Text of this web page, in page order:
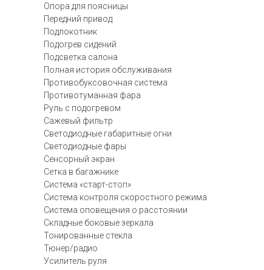
Опора для поясницы
Передний привод
Подлокотник
Подогрев сидений
Подсветка салона
Полная история обслуживания
Противобуксовочная система
Противотуманная фара
Руль с подогревом
Сажевый фильтр
Светодиодные габаритные огни
Светодиодные фары
Сенсорный экран
Сетка в багажнике
Система «старт-стоп»
Система контроля скоростного режима
Система оповещения о расстоянии
Складные боковые зеркала
Тонированные стекла
Тюнер/радио
Усилитель руля